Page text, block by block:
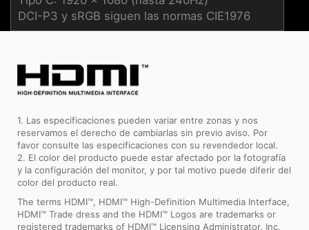
DCI-P3 y sRGB siguen las normas CIE1976
1. Las especificaciones pueden variar entre zonas y nos
reservamos el derecho de cambiarlas sin previo aviso. Por
favor consulte las especificaciones con su revendedor local.
2. El color del producto puede estar afectado por la fotografía
y la configuración del monitor, y por tal motivo puede diferir del
color del producto real.
The terms HDMI™, HDMI™ High-Definition Multimedia Interface,
HDMI™ Trade dress and the HDMI™ Logos are trademarks or
registered trademarks of HDMI™ Licensing Administrator, Inc.